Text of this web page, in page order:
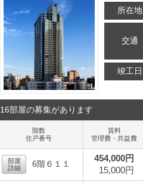
所在地
交通
竣工日
16部屋の募集があります
階数
住戸番号
賃料
管理費・共益費
部屋
詳細
6階６１１
454,000円
15,000円